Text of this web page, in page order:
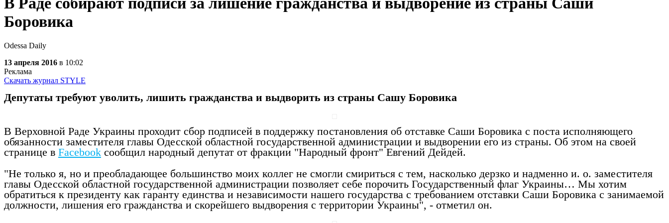
Боровика
Odessa Daily
13 апреля 2016 в 10:02
Реклама
Скачать журнал STYLE
Депутаты требуют уволить, лишить гражданства и выдворить из страны Сашу Боровика
В Верховной Раде Украины проходит сбор подписей в поддержку постановления об отставке Саши Боровика с поста исполняющего
обязанности заместителя главы Одесской областной государственной администрации и выдворении его из страны. Об этом на своей
странице в Facebook сообщил народный депутат от фракции "Народный фронт" Евгений Дейдей.
"Не только я, но и преобладающее большинство моих коллег не смогли смириться с тем, насколько дерзко и надменно и. о. заместителя
главы Одесской областной государственной администрации позволяет себе порочить Государственный флаг Украины… Мы хотим
обратиться к президенту как гаранту единства и независимости нашего государства с требованием отставки Саши Боровика с занимаемой
должности, лишения его гражданства и скорейшего выдворения с территории Украины", - отметил он.